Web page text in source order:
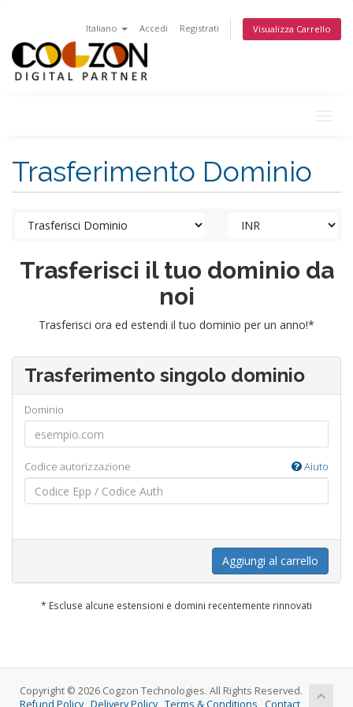
Italiano Accedi Registrati Visualizza Carrello
Trasferimento Dominio
Trasferisci il tuo dominio da
noi
Trasferisci ora ed estendi il tuo dominio per un anno!*
Trasferimento singolo dominio
Dominio
Codice autorizzazione Aiuto
Aggiungi al carrello
* Escluse alcune estensioni e domini recentemente rinnovati
Copyright © 2026 Cogzon Technologies. All Rights Reserved.
Refund Policy Delivery Policy Terms & Conditions Contact